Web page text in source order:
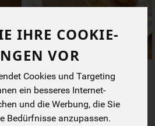
IHRE COOKIE-
VOR
Cookies und Targeting
ein besseres Internet-
und die Werbung, die Sie
Bedürfnisse anzupassen.
26,90 €*
/ kg
1 * kg (26,90 € / kg)